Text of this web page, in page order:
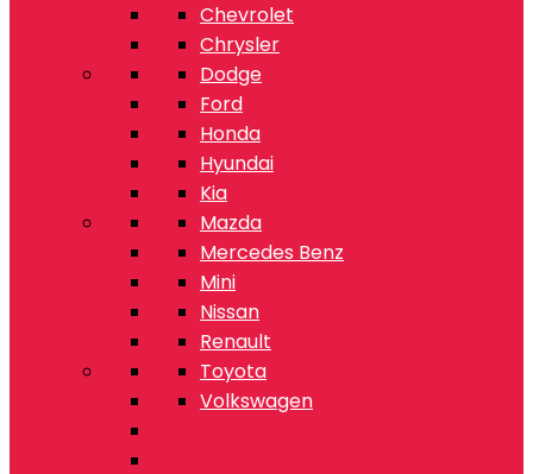
Chevrolet
Chrysler
Dodge
Ford
Honda
Hyundai
Kia
Mazda
Mercedes Benz
Mini
Nissan
Renault
Toyota
Volkswagen